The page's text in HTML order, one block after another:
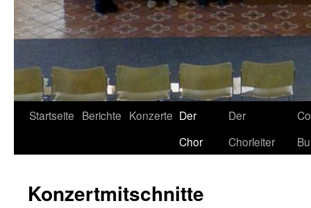
Startseite Berichte Konzerte Der
Chor
Der
Chorleiter
Konzertmitschnitte